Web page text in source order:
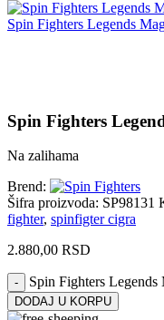
Spin Fighters Legends
Spin Fighters
Na zalihama
Brend:
Šifra proizvoda: SP98131
fighter, spinfigter cigra
2.880,00 RSD
Spin Fighters
DODAJ U KORPU